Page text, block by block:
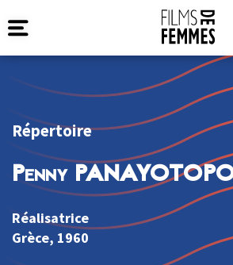
Répertoire
Penny
Réalisatrice
Grèce, 1960